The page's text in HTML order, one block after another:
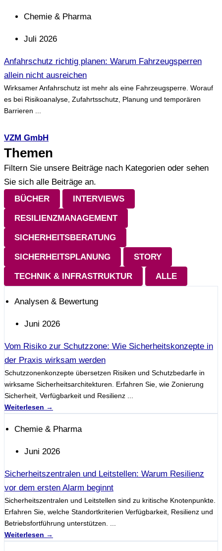
Chemie & Pharma
Juli 2026
Anfahrschutz richtig planen: Warum Fahrzeugsperren
allein nicht ausreichen
Wirksamer Anfahrschutz ist mehr als eine Fahrzeugsperre. Worauf
es bei Risikoanalyse, Zufahrtsschutz, Planung und temporären
Barrieren ...
VZM GmbH
Themen
Filtern Sie unsere Beiträge nach Kategorien oder sehen
Sie sich alle Beiträge an.
BÜCHER
INTERVIEWS
RESILIENZMANAGEMENT
SICHERHEITSBERATUNG
SICHERHEITSPLANUNG STORY
TECHNIK & INFRASTRUKTUR ALLE
Analysen & Bewertung
Juni 2026
Vom Risiko zur Schutzzone: Wie Sicherheitskonzepte in
der Praxis wirksam werden
Schutzzonenkonzepte übersetzen Risiken und Schutzbedarfe in
wirksame Sicherheitsarchitekturen. Erfahren Sie, wie Zonierung
Sicherheit, Verfügbarkeit und Resilienz ...
Weiterlesen →
Chemie & Pharma
Juni 2026
Sicherheitszentralen und Leitstellen: Warum Resilienz
vor dem ersten Alarm beginnt
Sicherheitszentralen und Leitstellen sind zu kritische Knotenpunkte.
Erfahren Sie, welche Standortkriterien Verfügbarkeit, Resilienz und
Betriebsfortführung unterstützen. ...
Weiterlesen →